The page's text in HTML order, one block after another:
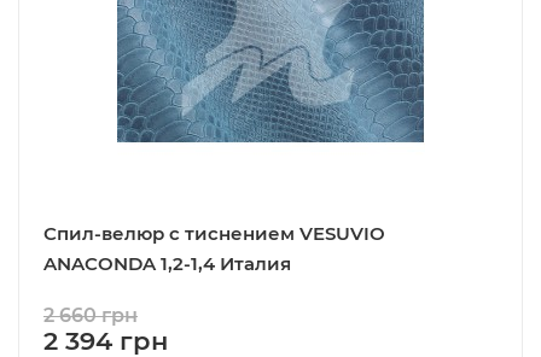
Спил-велюр c тиснением VESUVIO
ANACONDA 1,2-1,4 Италия
2 394 грн
2 660 грн